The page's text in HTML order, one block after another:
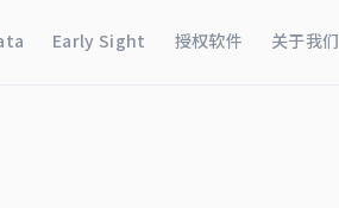
Early Sight 授权软件 关于我们